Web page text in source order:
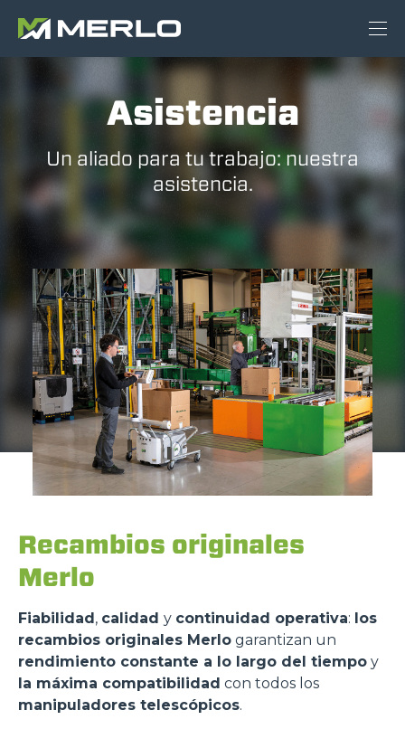
Asistencia
Un aliado para tu trabajo: nuestra
asistencia.
Recambios originales
Merlo
Fiabilidad, calidad y continuidad operativa: los
recambios originales Merlo garantizan un
rendimiento constante a lo largo del tiempo y
la máxima compatibilidad con todos los
manipuladores telescópicos.